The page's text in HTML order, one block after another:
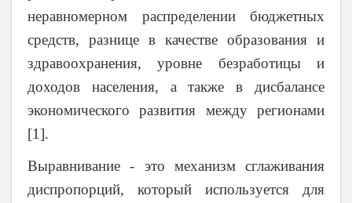
неравномерном распределении бюджетных
средств, разнице в качестве образования и
здравоохранения, уровне безработицы и
доходов населения, а также в дисбалансе
экономического развития между регионами
[1].
Выравнивание - это механизм сглаживания
диспропорций, который используется для